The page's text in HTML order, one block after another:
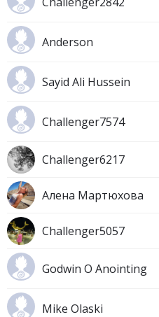
Anderson
Sayid Ali Hussein
Challenger7574
Challenger6217
Алена Мартюхова
Challenger5057
Godwin O Anointing
Mike Olaski